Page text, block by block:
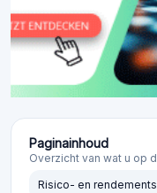
Paginainhoud
Overzicht van wat u op
Risico- en